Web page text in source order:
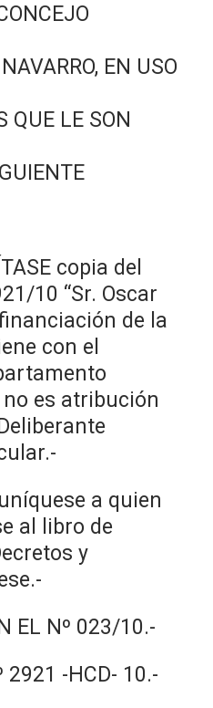
EN USO
QUE LE SON
copia del
10 “Sr. Oscar
de la
con el
no es atribución
a quien
al libro de
y
EL Nº 023/10.-
2921 -HCD- 10.-